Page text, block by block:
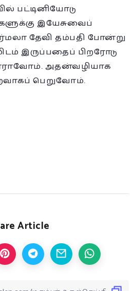
பட்டினியோடு
இயேசுவைப்
தேவி தம்பதி போன்று
இருப்பதைப் பிறரோடு
அதன்வழியாக
பெறுவோம்.
Article